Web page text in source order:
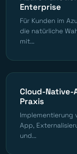
Enterprise
Für Kunden im
die natürliche
mit...
Cloud-Native-
Praxis
Implementierung
App,
und...